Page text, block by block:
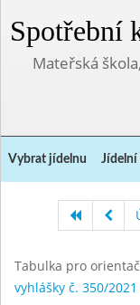
Spotřební
Mateřská
Vybrat jídelnu Jídelní
Tabulka pro
vyhlášky č. 350/2021